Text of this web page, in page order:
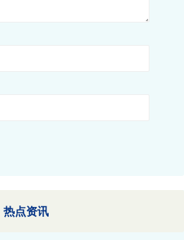
热点资讯